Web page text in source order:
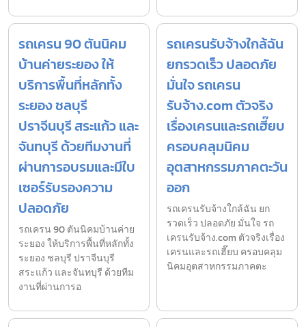
รถเครน 90 ตันนิคม
บ้านค่ายระยอง ให้
บริการพื้นที่หลักทั้ง
ระยอง ชลบุรี
ปราจีนบุรี สระแก้ว และ
จันทบุรี ด้วยทีมงานที่
ผ่านการอบรมและมีใบ
เซอร์รับรองความ
ปลอดภัย
รถเครน 90 ตันนิคมบ้านค่าย
ระยอง ให้บริการพื้นที่หลักทั้ง
ระยอง ชลบุรี ปราจีนบุรี
สระแก้ว และจันทบุรี ด้วยทีม
งานที่ผ่านการอ
รถเครนรับจ้างใกล้ฉัน
ยกรวดเร็ว ปลอดภัย
มั่นใจ รถเครน
รับจ้าง.com ตัวจริง
เรื่องเครนและรถเฮี๊ยบ
ครอบคลุมนิคม
อุตสาหกรรมภาคตะวัน
ออก
รถเครนรับจ้างใกล้ฉัน ยก
รวดเร็ว ปลอดภัย มั่นใจ รถ
เครนรับจ้าง.com ตัวจริงเรื่อง
เครนและรถเฮี๊ยบ ครอบคลุม
นิคมอุตสาหกรรมภาคตะ